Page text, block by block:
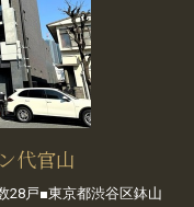
代官山
28戸■東京都渋谷区鉢山